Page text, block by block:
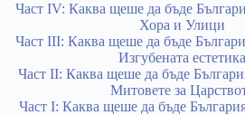
Част IV: Каква щеше да бъде
Хора и Улици
Част III: Каква щеше да бъде
Изгубената естетика
Част II: Каква щеше да бъде
Митовете за
Част I: Каква щеше да бъде